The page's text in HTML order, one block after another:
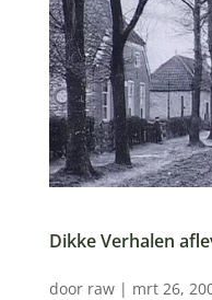
Dikke Verhalen
door raw| mrt 26,